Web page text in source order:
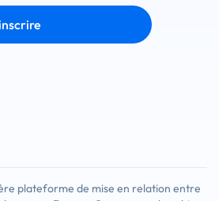
plateforme de mise en relation entre